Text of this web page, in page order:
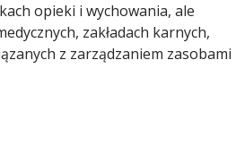
opieki i wychowania, ale
zakładach karnych,
z zarządzaniem zasobami